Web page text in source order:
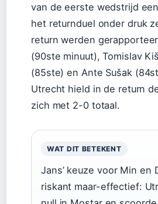
van de eerste wedstrijd
het returnduel onder druk
return werden
(90ste minuut), Tomislav
(85ste) en Ante Sušak
Utrecht hield in de return
zich met 2-0 totaal.
WAT DIT BETEKENT
Jans’ keuze voor Min en
riskant maar-effectief: